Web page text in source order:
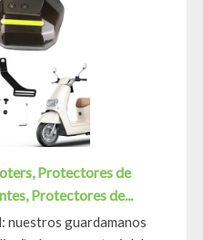
Protectores de
Protectores de...
guardamanos